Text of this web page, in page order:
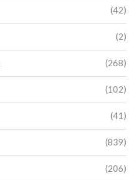
(42)
(2)
(268)
(102)
(41)
(839)
(206)